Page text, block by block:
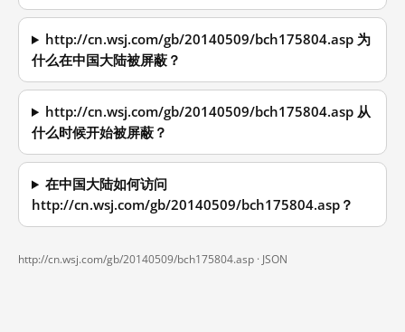
http://cn.wsj.com/gb/20140509/bch175804.asp 为
什么在中国大陆被屏蔽？
http://cn.wsj.com/gb/20140509/bch175804.asp 从
什么时候开始被屏蔽？
在中国大陆如何访问
http://cn.wsj.com/gb/20140509/bch175804.asp？
http://cn.wsj.com/gb/20140509/bch175804.asp · JSON